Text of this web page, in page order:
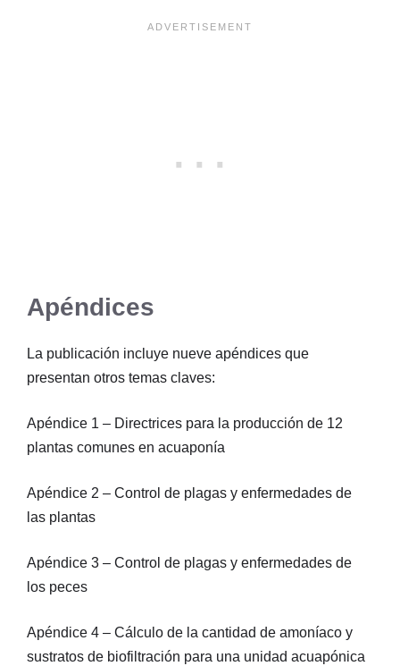
Apéndices
La publicación incluye nueve apéndices que
presentan otros temas claves:
Apéndice 1 – Directrices para la producción de 12
plantas comunes en acuaponía
Apéndice 2 – Control de plagas y enfermedades de
las plantas
Apéndice 3 – Control de plagas y enfermedades de
los peces
Apéndice 4 – Cálculo de la cantidad de amoníaco y
sustratos de biofiltración para una unidad acuapónica